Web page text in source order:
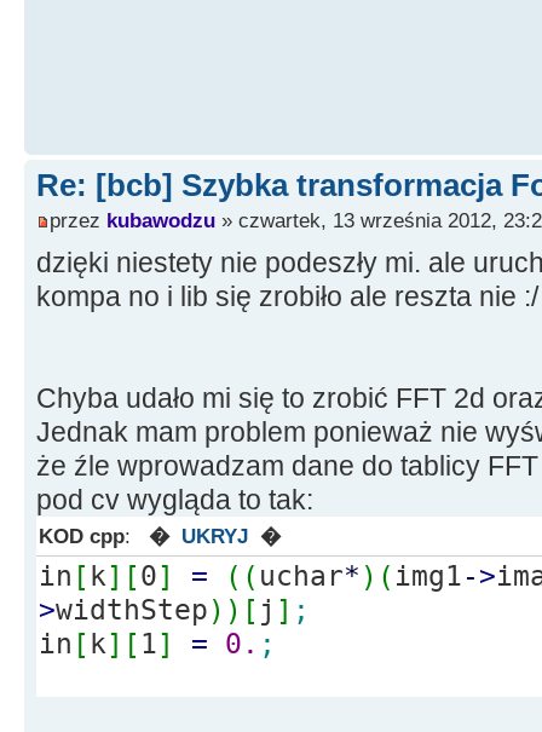
Re: [bcb] Szybka transformacja
przez kubawodzu » czwartek, 13 września 2012,
dzięki niestety nie podeszły mi. ale
kompa no i lib się zrobiło ale reszta nie :/
Chyba udało mi się to zrobić FFT 2d
Jednak mam problem ponieważ nie
że źle wprowadzam dane do tablicy FFT
pod cv wygląda to tak:
KOD cpp: � UKRYJ �
in [ k] [0] = ( ( uchar* ) ( img1->
>widthStep) ) [ j ] ;
in [ k] [ 1] = 0. ;